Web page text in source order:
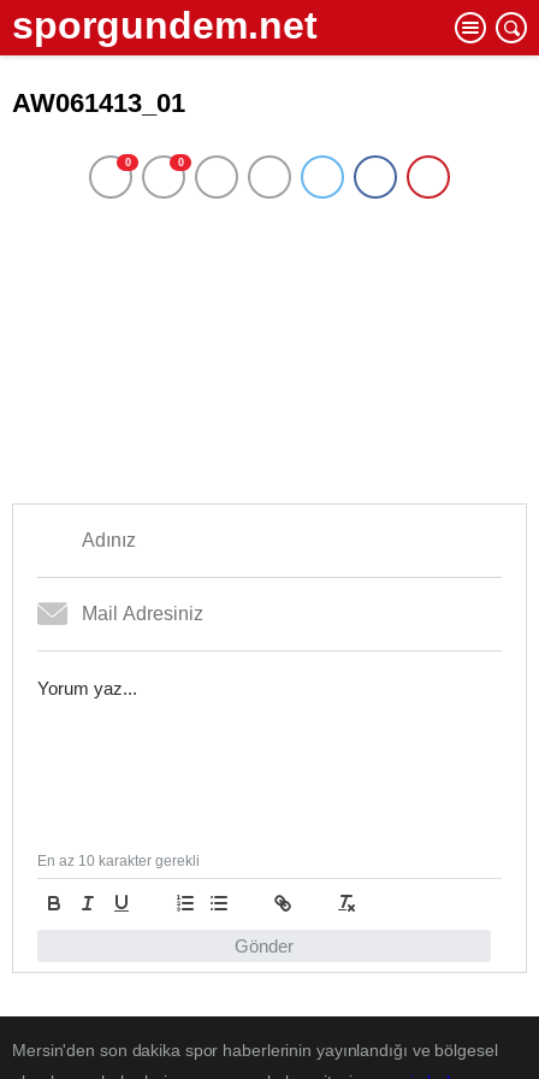
sporgundem.net
AW061413_01
0 0
Gönder
En az 10 karakter gerekli
Mersin'den son dakika spor haberlerinin yayınlandığı ve bölgesel